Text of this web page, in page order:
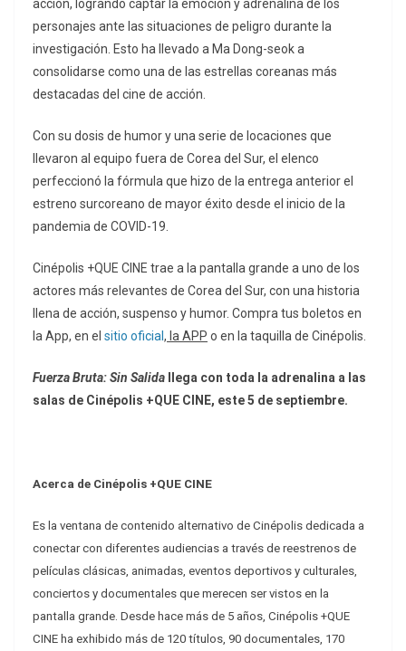
acción, logrando captar la emoción y adrenalina de los
personajes ante las situaciones de peligro durante la
investigación. Esto ha llevado a Ma Dong-seok a
consolidarse como una de las estrellas coreanas más
destacadas del cine de acción.
Con su dosis de humor y una serie de locaciones que
llevaron al equipo fuera de Corea del Sur, el elenco
perfeccionó la fórmula que hizo de la entrega anterior el
estreno surcoreano de mayor éxito desde el inicio de la
pandemia de COVID-19.
Cinépolis +QUE CINE trae a la pantalla grande a uno de los
actores más relevantes de Corea del Sur, con una historia
llena de acción, suspenso y humor. Compra tus boletos en
la App, en el sitio oficial , la APP o en la taquilla de Cinépolis.
Fuerza Bruta: Sin Salida
llega con toda la adrenalina a las
salas de Cinépolis +QUE CINE, este 5 de septiembre.
Acerca de Cinépolis +QUE CINE
Es la ventana de contenido alternativo de Cinépolis dedicada a
conectar con diferentes audiencias a través de reestrenos de
películas clásicas, animadas, eventos deportivos y culturales,
conciertos y documentales que merecen ser vistos en la
pantalla grande. Desde hace más de 5 años, Cinépolis +QUE
CINE ha exhibido más de 120 títulos, 90 documentales, 170